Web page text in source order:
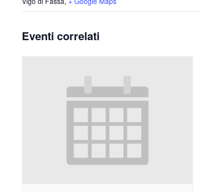
Eventi correlati